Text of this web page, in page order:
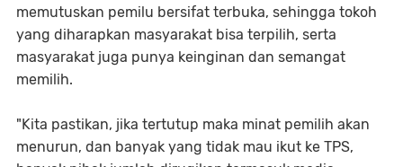
memutuskan pemilu bersifat terbuka, sehingga tokoh
yang diharapkan masyarakat bisa terpilih, serta
masyarakat juga punya keinginan dan semangat
memilih.
"Kita pastikan, jika tertutup maka minat pemilih akan
menurun, dan banyak yang tidak mau ikut ke TPS,